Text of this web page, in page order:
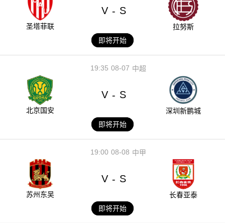
圣塔菲联
V - S
拉努斯
即将开始
08-07
19:35 中超
北京国安
V - S
深圳新鹏城
即将开始
08-08
19:00 中甲
苏州东吴
V - S
长春亚泰
即将开始